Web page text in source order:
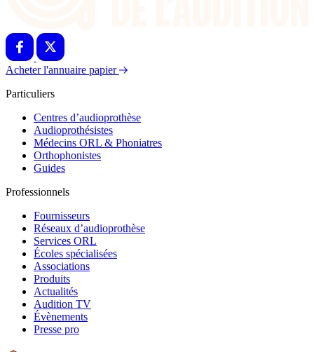
Acheter l'annuaire papier
Particuliers
Centres d’audioprothèse
Audioprothésistes
Médecins ORL & Phoniatres
Orthophonistes
Guides
Professionnels
Fournisseurs
Réseaux d’audioprothèse
Services ORL
Écoles spécialisées
Associations
Produits
Actualités
Audition TV
Évènements
Presse pro